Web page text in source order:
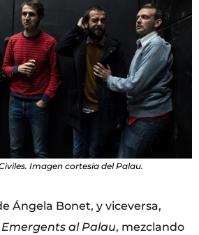
Imagen cortesía del Palau.
Ángela Bonet, y viceversa,
Emergents al Palau, mezclando